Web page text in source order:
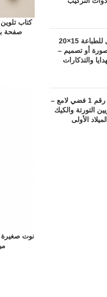
نوت خشب قابل للطباعة 15×20
أو تصميم –
والتذكارات
شمعة عيد ميلاد رقم 1 فضي لامع –
التورتة والكيك
الأولى
صفحة